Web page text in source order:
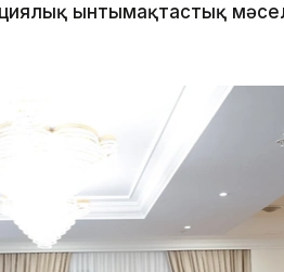
ынтымақтастық